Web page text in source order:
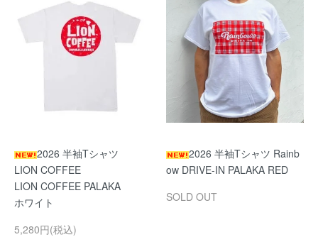
2026 半袖Tシャツ
LION COFFEE
LION COFFEE PALAKA
ホワイト
5,280円(税込)
2026 半袖Tシャツ Rainb
ow DRIVE-IN PALAKA RED
SOLD OUT